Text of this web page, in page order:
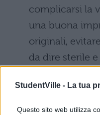
StudentVille - La tua
Questo sito web utilizza
complicarsi la
una buona
originali,
da dire sterile